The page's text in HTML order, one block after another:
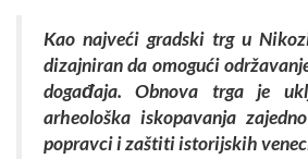
Kao najveći gradski trg u
dizajniran da omogući
događaja. Obnova trga je
arheološka iskopavanja
popravci i zaštiti istorijskih